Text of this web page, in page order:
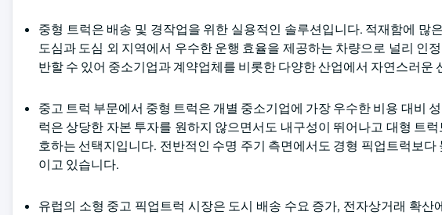
중형 트럭은 배송 및 경작업을 위한 실용적인 솔루션입니다. 적재함에 많
도심과 도심 외 지역에서 우수한 운행 효율을 제공하는 차량으로 널리 인
반할 수 있어 중소기업과 계약업체를 비롯한 다양한 산업에서 자연스러운
중고 트럭 부문에서 중형 트럭은 개별 중소기업에 가장 우수한 비용 대비
럭은 상당한 자본 투자를 원하지 않으면서도 내구성이 뛰어나고 대형 트
호하는 선택지입니다. 전반적인 수명 주기 측면에서도 경형 픽업트럭보
이고 있습니다.
유럽의 소형 중고 픽업트럭 시장은 도시 배송 수요 증가, 전자상거래 확